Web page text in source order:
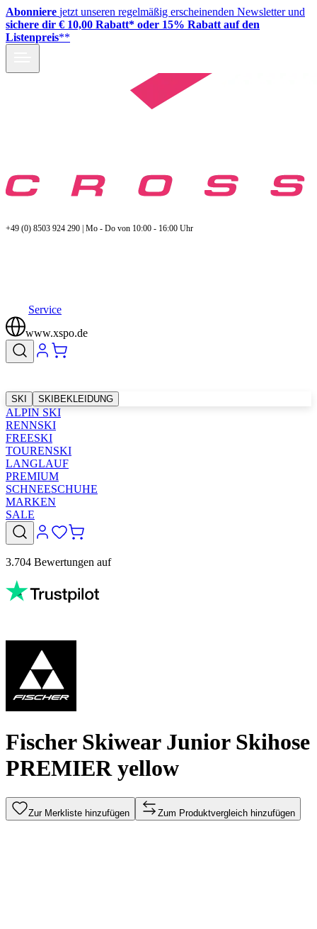
Abonniere jetzt unseren regelmäßig erscheinenden Newsletter und
sichere dir € 10,00 Rabatt* oder 15% Rabatt auf den
Listenpreis**
+49 (0) 8503 924 290 | Mo - Do von 10:00 - 16:00 Uhr
Service
www.xspo.de
SKI SKIBEKLEIDUNG
ALPIN SKI
RENNSKI
FREESKI
TOURENSKI
LANGLAUF
PREMIUM
SCHNEESCHUHE
MARKEN
SALE
3.704 Bewertungen auf
Fischer Skiwear Junior Skihose
PREMIER yellow
Zur Merkliste hinzufügen Zum Produktvergleich hinzufügen